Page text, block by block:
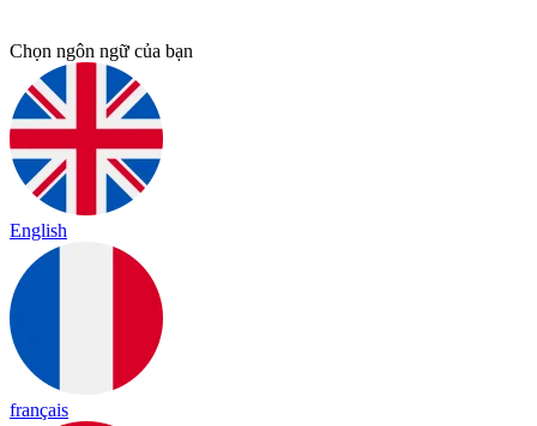
Chọn ngôn ngữ của bạn
English
français